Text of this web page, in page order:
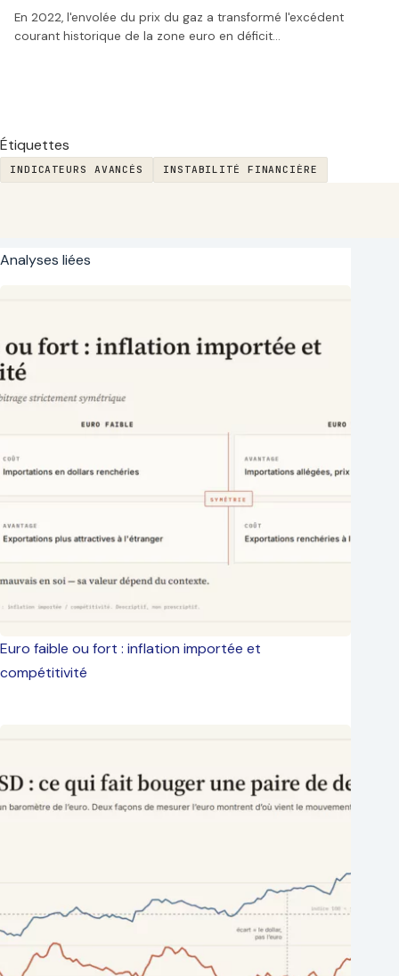
En 2022, l'envolée du prix du gaz a transformé l'excédent
courant historique de la zone euro en déficit…
Étiquettes
INDICATEURS AVANCÉS INSTABILITÉ FINANCIÈRE
Analyses liées
Euro faible ou fort : inflation importée et
compétitivité